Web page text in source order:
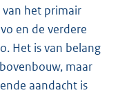
het primair
en de verdere
Het is van belang
maar
aandacht is